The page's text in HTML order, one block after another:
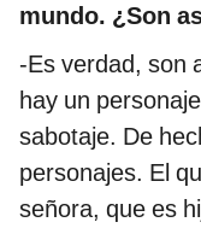
mundo. ¿Son
-Es verdad, son
hay un
sabotaje. De
personajes. El
señora, que es